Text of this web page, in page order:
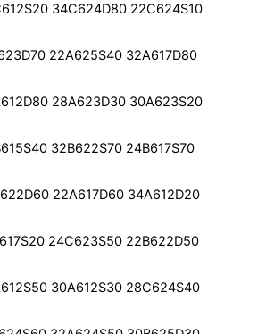
34C624D80 22C624S10
22A625S40 32A617D80
28A623D30 30A623S20
32B622S70 24B617S70
22A617D60 34A612D20
24C623S50 22B622D50
30A612S30 28C624S40